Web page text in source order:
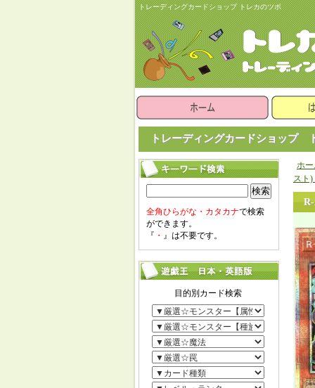
トレーディングカードショップ トレカのツボ
トレーディングカードショップ
検索
全角ひらがな・カタカナで検索
ができます。
『 ・ 』は不要です。
ホ
スト)